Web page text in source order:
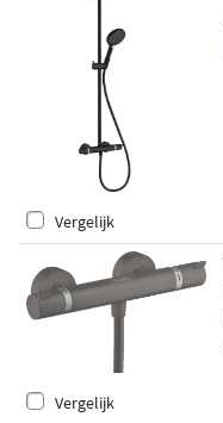
Vergelijk
Vergelijk